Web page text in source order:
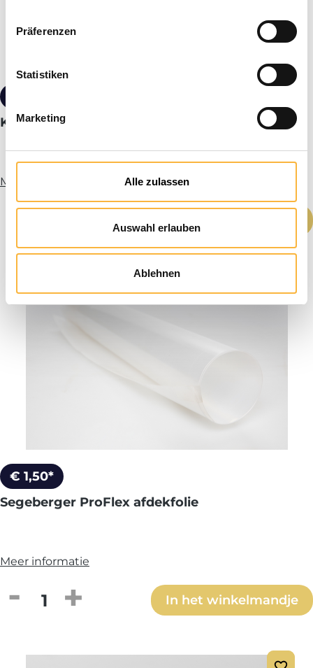
Präferenzen
Statistiken
Marketing
Alle zulassen
Auswahl erlauben
Ablehnen
Kunststof vloerschuif 315 x 435
Meer informatie
Producthoeveelheid: Voer deIn het winkelmandje
€ 1,50*
Segeberger ProFlex afdekfolie
Meer informatie
Producthoeveelheid: Voer deIn het winkelmandje